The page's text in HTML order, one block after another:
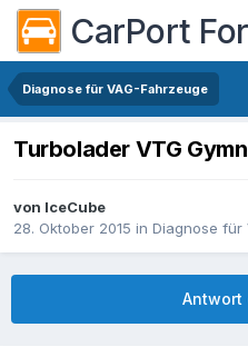
CarPort
Diagnose für VAG-Fahrzeuge
Turbolader VTG
von IceCube
28. Oktober 2015 in Diagnose für
Antwort